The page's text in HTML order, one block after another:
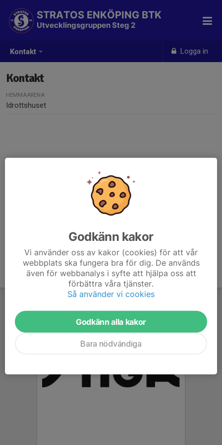
Kontakt Logga in
STRATOS ENKÖPING BTK
Utvecklingsgruppen Steg 2
Kontakt
HEMMAARENA
Idrottshuset
Godkänn kakor
Vi använder oss av kakor (cookies) för att vår
webbplats ska fungera bra för dig. De används
även för webbanalys i syfte att hjälpa oss att
förbättra våra tjänster.
Så använder vi cookies
Godkänn alla kakor
Bara nödvändiga